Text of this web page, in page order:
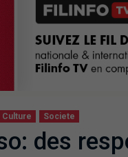
Culture Societe
des